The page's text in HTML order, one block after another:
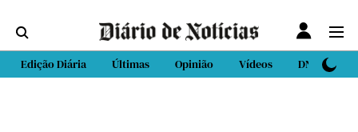
Edição Diária Últimas Opinião Vídeos DN Sport